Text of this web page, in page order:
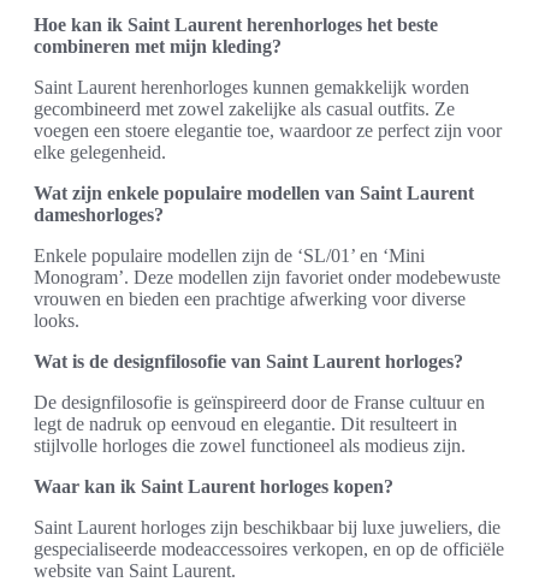
Hoe kan ik Saint Laurent herenhorloges het beste
combineren met mijn kleding?
Saint Laurent herenhorloges kunnen gemakkelijk worden
gecombineerd met zowel zakelijke als casual outfits. Ze
voegen een stoere elegantie toe, waardoor ze perfect zijn voor
elke gelegenheid.
Wat zijn enkele populaire modellen van Saint Laurent
dameshorloges?
Enkele populaire modellen zijn de ‘SL/01’ en ‘Mini
Monogram’. Deze modellen zijn favoriet onder modebewuste
vrouwen en bieden een prachtige afwerking voor diverse
looks.
Wat is de designfilosofie van Saint Laurent horloges?
De designfilosofie is geïnspireerd door de Franse cultuur en
legt de nadruk op eenvoud en elegantie. Dit resulteert in
stijlvolle horloges die zowel functioneel als modieus zijn.
Waar kan ik Saint Laurent horloges kopen?
Saint Laurent horloges zijn beschikbaar bij luxe juweliers, die
gespecialiseerde modeaccessoires verkopen, en op de officiële
website van Saint Laurent.